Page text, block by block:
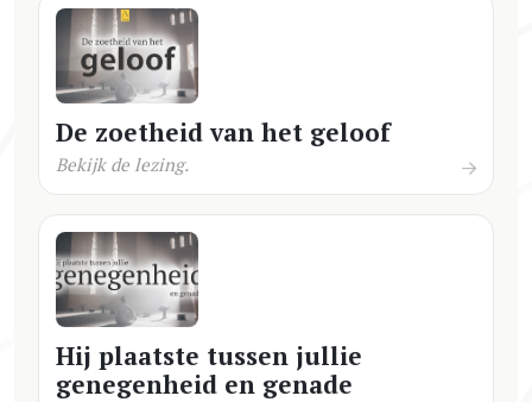
De zoetheid van het geloof
Bekijk de lezing.
Hij plaatste tussen jullie
genegenheid en genade